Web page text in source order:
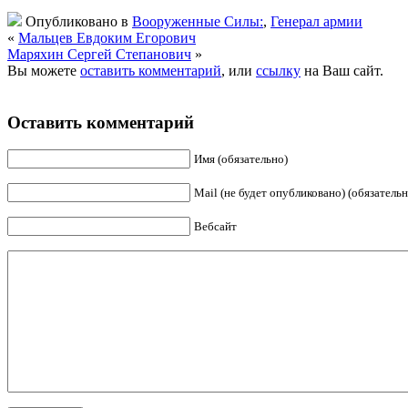
Опубликовано в Вооруженные Силы:, Генерал армии
« Мальцев Евдоким Егорович
Маряхин Сергей Степанович »
Вы можете оставить комментарий, или ссылку на Ваш сайт.
Оставить комментарий
Имя (обязательно)
Mail (не будет опубликовано)
Вебсайт